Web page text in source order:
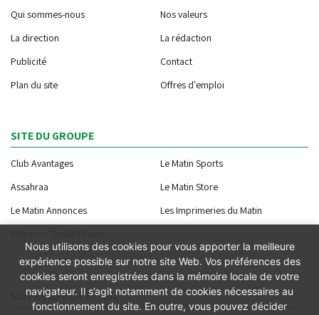
Qui sommes-nous
Nos valeurs
La direction
La rédaction
Publicité
Contact
Plan du site
Offres d'emploi
SITE DU GROUPE
Club Avantages
Le Matin Sports
Assahraa
Le Matin Store
Le Matin Annonces
Les Imprimeries du Matin
NOTRE APPLICATION
Nous utilisons des cookies pour vous apporter la meilleure
expérience possible sur notre site Web. Vos préférences des
cookies seront enregistrées dans la mémoire locale de votre
navigateur. Il s’agit notamment de cookies nécessaires au
fonctionnement du site. En outre, vous pouvez décider